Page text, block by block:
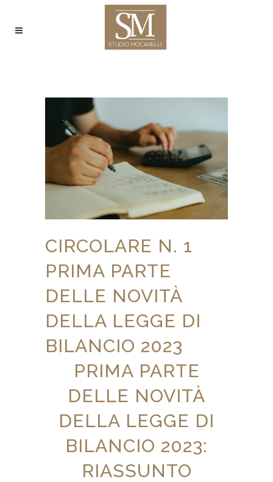
CIRCOLARE N. 1
PRIMA PARTE
DELLE NOVITÀ
DELLA LEGGE DI
BILANCIO 2023
PRIMA PARTE
DELLE NOVITÀ
DELLA LEGGE DI
BILANCIO 2023:
RIASSUNTO